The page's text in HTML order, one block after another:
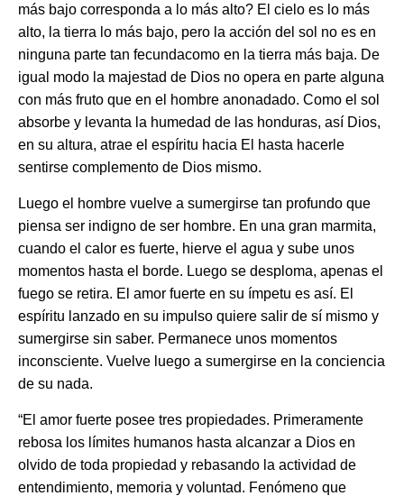
más bajo corresponda a lo más alto? El cielo es lo más
alto, la tierra lo más bajo, pero la acción del sol no es en
ninguna parte tan fecundacomo en la tierra más baja. De
igual modo la majestad de Dios no opera en parte alguna
con más fruto que en el hombre anonadado. Como el sol
absorbe y levanta la humedad de las honduras, así Dios,
en su altura, atrae el espíritu hacia El hasta hacerle
sentirse complemento de Dios mismo.
Luego el hombre vuelve a sumergirse tan profundo que
piensa ser indigno de ser hombre. En una gran marmita,
cuando el calor es fuerte, hierve el agua y sube unos
momentos hasta el borde. Luego se desploma, apenas el
fuego se retira. El amor fuerte en su ímpetu es así. El
espíritu lanzado en su impulso quiere salir de sí mismo y
sumergirse sin saber. Permanece unos momentos
inconsciente. Vuelve luego a sumergirse en la conciencia
de su nada.
“El amor fuerte posee tres propiedades. Primeramente
rebosa los límites humanos hasta alcanzar a Dios en
olvido de toda propiedad y rebasando la actividad de
entendimiento, memoria y voluntad. Fenómeno que